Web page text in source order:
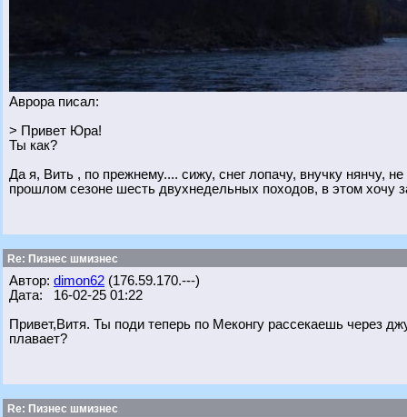
Аврора писал:
> Привет Юра!
Ты как?
Да я, Вить , по прежнему.... сижу, снег лопачу, внучку нянчу,
прошлом сезоне шесть двухнедельных походов, в этом хочу
Re: Пизнес шмизнес
Автор: dimon62 (176.59.170.---)
Дата: 16-02-25 01:22
Привет,Витя. Ты поди теперь по Меконгу рассекаешь через
плавает?
Re: Пизнес шмизнес